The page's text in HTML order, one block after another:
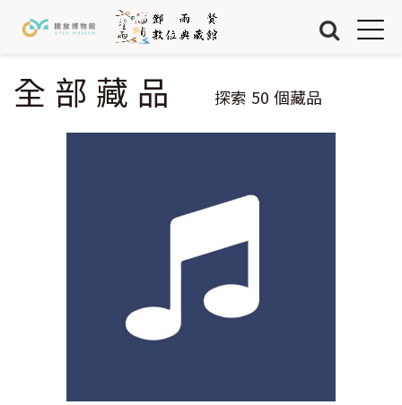
關於我們
Jump to Navigation
Jump to Main content
您在這裡
全部藏品 探索 50 個藏品